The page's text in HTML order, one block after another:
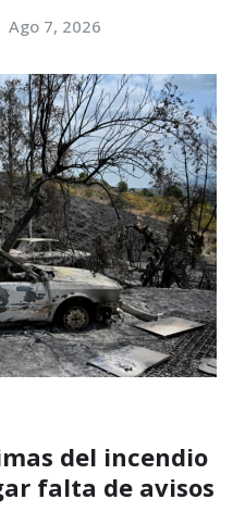
Ago 7, 2026
del incendio
falta de avisos